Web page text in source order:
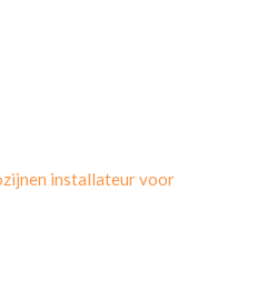
installateur voor